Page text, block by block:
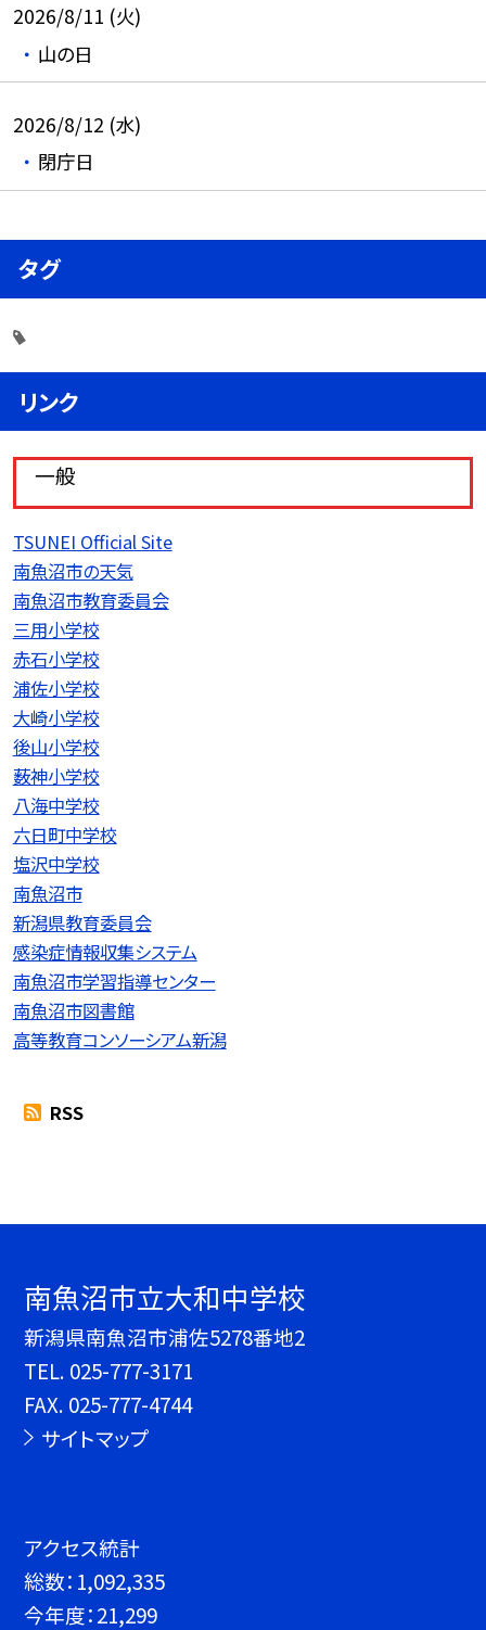
2026/8/11 (火)
山の日
2026/8/12 (水)
閉庁日
タグ
リンク
一般
TSUNEI Official Site
南魚沼市の天気
南魚沼市教育委員会
三用小学校
赤石小学校
浦佐小学校
大崎小学校
後山小学校
薮神小学校
八海中学校
六日町中学校
塩沢中学校
南魚沼市
新潟県教育委員会
感染症情報収集システム
南魚沼市学習指導センター
南魚沼市図書館
高等教育コンソーシアム新潟
RSS
南魚沼市立大和中学校
新潟県南魚沼市浦佐5278番地2
TEL. 025-777-3171
FAX. 025-777-4744
サイトマップ
アクセス統計
総数： 1,092,335
今年度：21,299